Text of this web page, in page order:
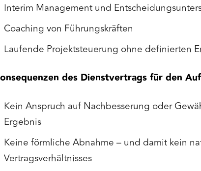
Interim Management und
Coaching von Führungskräften
Laufende Projektsteuerung ohne definierten
des Dienstvertrags für den
Kein Anspruch auf Nachbesserung oder
Ergebnis
Keine förmliche Abnahme – und damit kein
Vertragsverhältnisses